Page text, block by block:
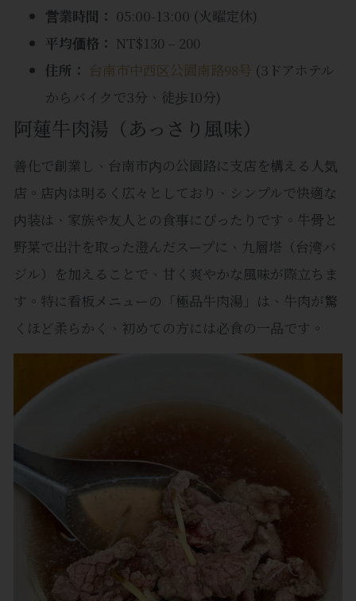
営業時間： 05:00-13:00 (火曜定休)
平均価格： NT$130 – 200
住所： 台南市中西区公園南路98号 (3ドアホテル
からバイクで3分、徒歩10分)
阿蓮牛肉湯（あっさり風味）
善化で創業し、台南市内の公園路に支店を構える人気
店。店内は明るく広々としており、シンプルで快適な
内装は、家族や友人との食事にぴったりです。牛骨と
野菜で出汁を取った澄んだスープに、九層塔（台湾バ
ジル）を加えることで、甘く爽やかな風味が際立ちま
す。特に看板メニューの「極品牛肉湯」は、牛肉が驚
くほど柔らかく、初めての方には必食の一品です。